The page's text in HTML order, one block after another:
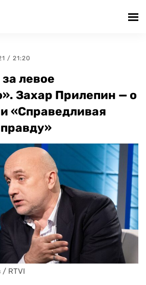
/ 21:20
левое
Захар Прилепин — о
«Справедливая
RTVI